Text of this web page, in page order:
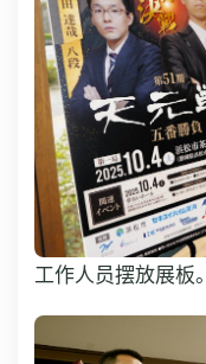
工作人员摆放展板。